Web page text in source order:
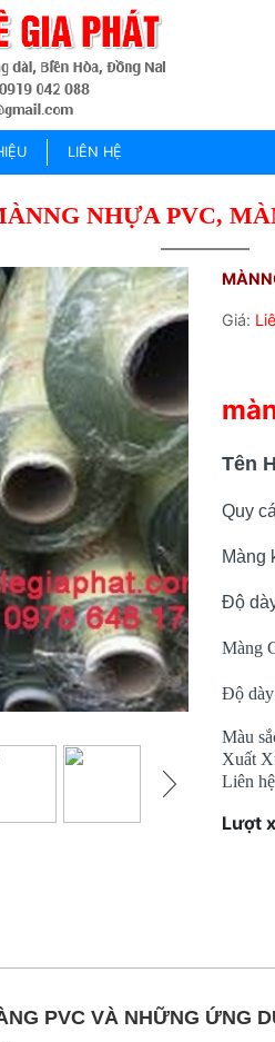
LIÊN HỆ
NHỰA PVC,
Giá:
Tên
Quy
Màng
Độ
Màng
Độ
Màu
Xuất
Liên
Lượt
PVC VÀ NHỮNG ỨNG